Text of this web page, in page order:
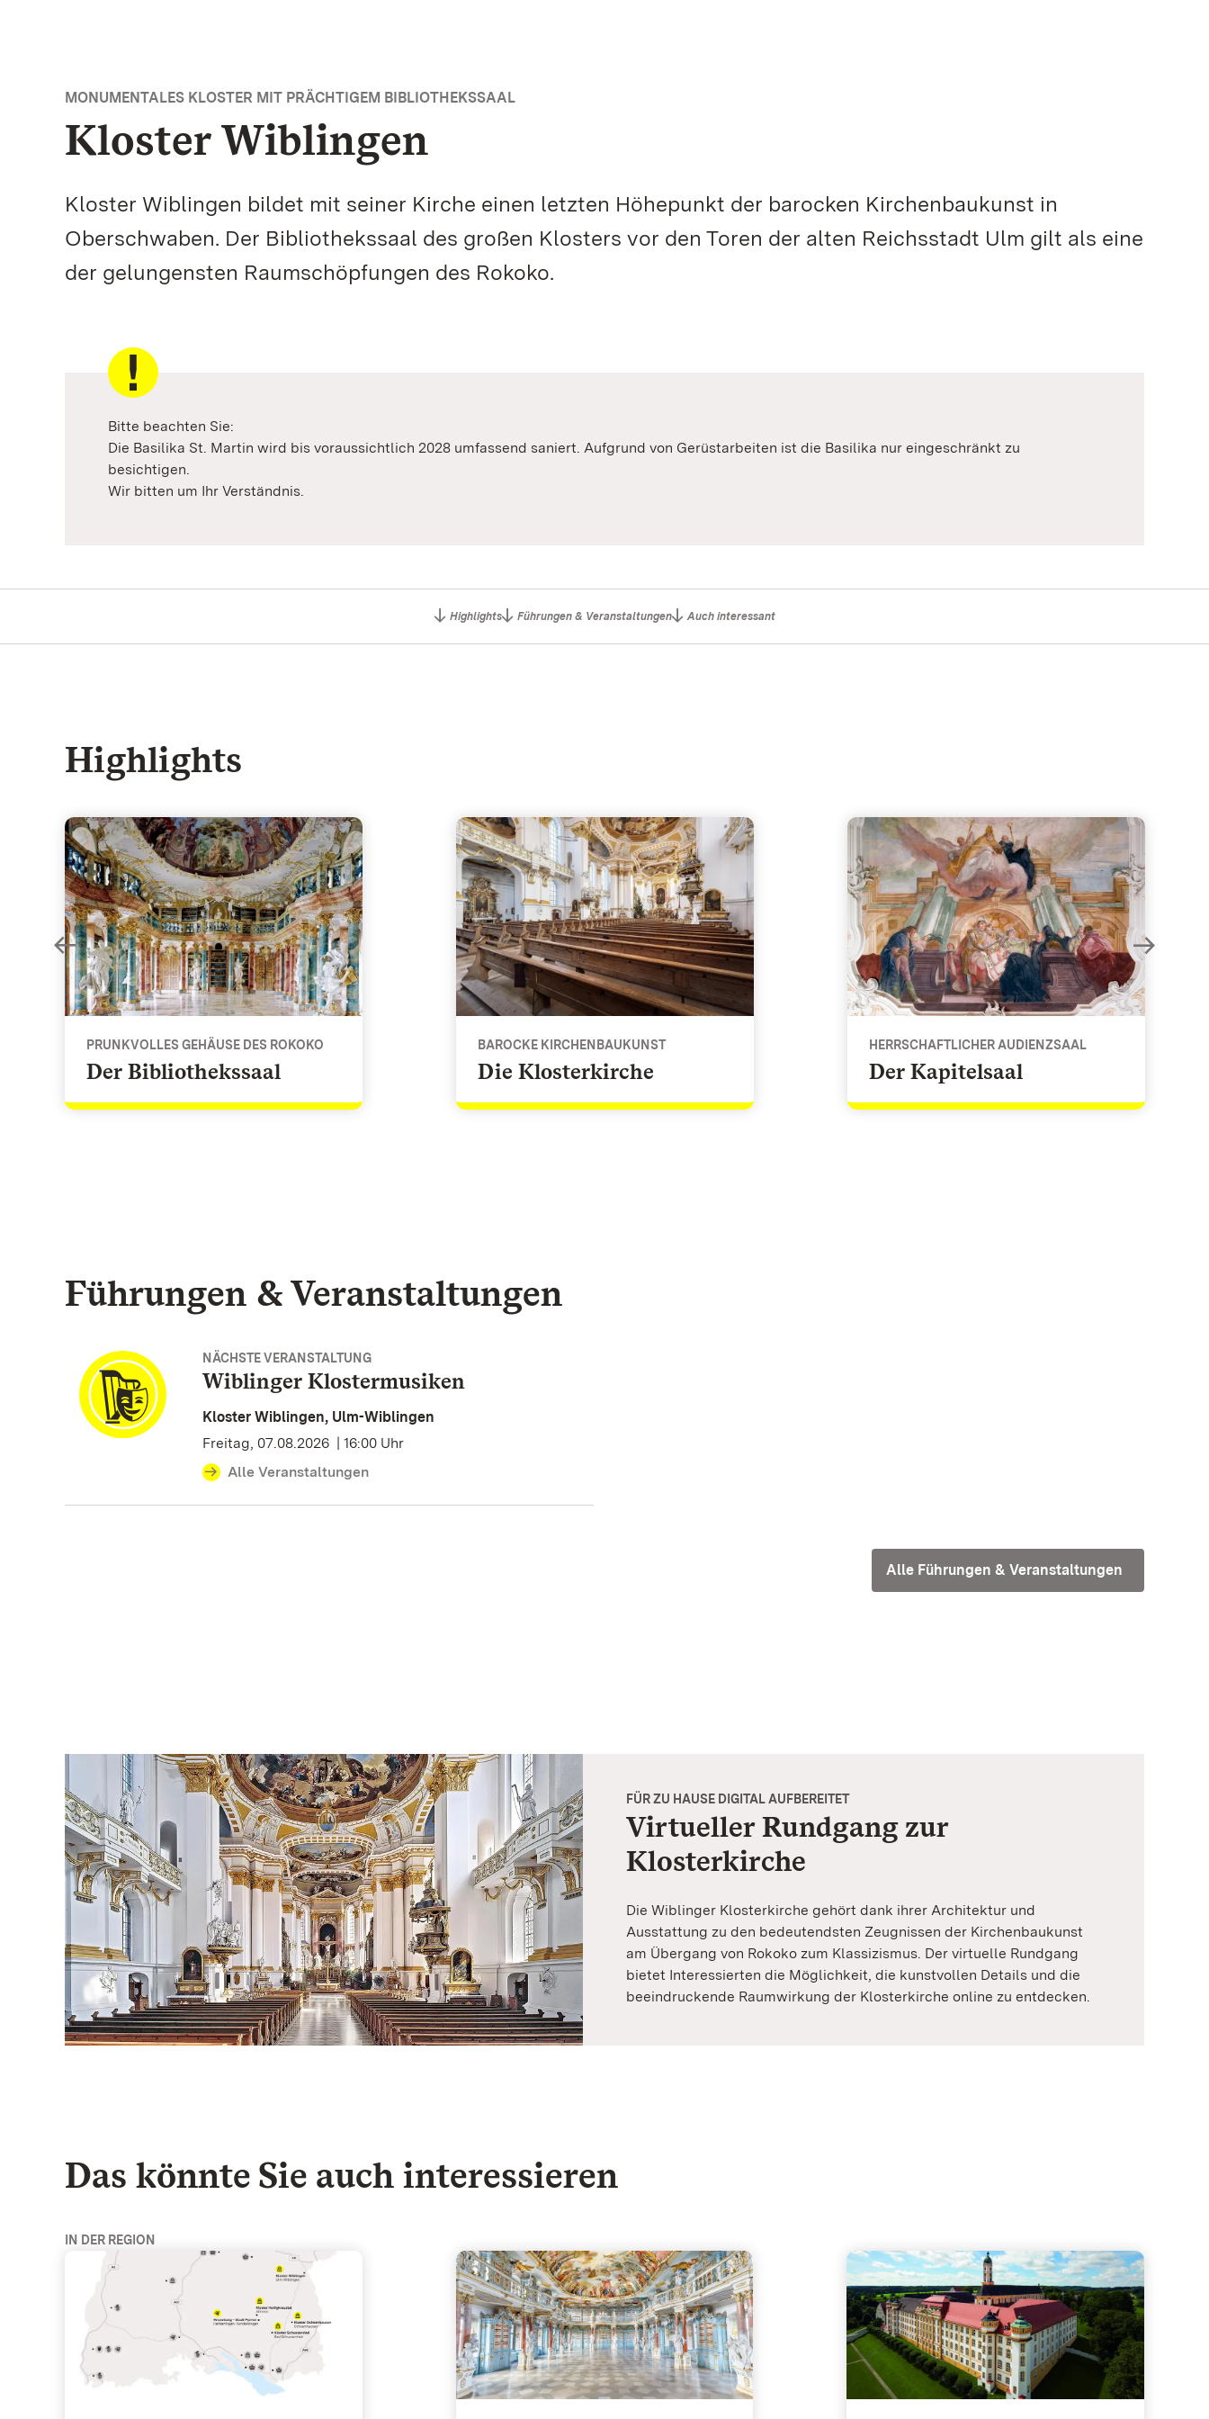
MONUMENTALES KLOSTER MIT PRÄCHTIGEM BIBLIOTHEKSSAAL
Kloster Wiblingen
Kloster Wiblingen bildet mit seiner Kirche einen letzten Höhepunkt der barocken Kirchenbaukunst in
Oberschwaben. Der Bibliothekssaal des großen Klosters vor den Toren der alten Reichsstadt Ulm gilt als eine
der gelungensten Raumschöpfungen des Rokoko.
Bitte beachten Sie:
Die Basilika St. Martin wird bis voraussichtlich 2028 umfassend saniert. Aufgrund von Gerüstarbeiten ist die Basilika nur eingeschränkt zu
besichtigen.
Wir bitten um Ihr Verständnis.
Highlights Führungen & Veranstaltungen Auch interessant
Highlights
Der Bibliothekssaal
PRUNKVOLLES GEHÄUSE DES ROKOKO
Der Bibliothekssaal - Prunkvolles Gehäuse des Rokoko
Die Klosterkirche
BAROCKE KIRCHENBAUKUNST
Die Klosterkirche - Barocke Kirchenbaukunst
Der Kapitelsaal
HERRSCHAFTLICHER AUDIENZSAAL
Der Kapitelsaal - Herrschaftlicher Audienzsaal
Führungen & Veranstaltungen
Wiblinger Klostermusiken
NÄCHSTE VERANSTALTUNG
Kloster Wiblingen, Ulm-Wiblingen
Freitag, 07.08.2026 | 16:00 Uhr
Alle Veranstaltungen
Alle Führungen & Veranstaltungen
Virtueller Rundgang zur
Klosterkirche
FÜR ZU HAUSE DIGITAL AUFBEREITET
Die Wiblinger Klosterkirche gehört dank ihrer Architektur und
Ausstattung zu den bedeutendsten Zeugnissen der Kirchenbaukunst
am Übergang von Rokoko zum Klassizismus. Der virtuelle Rundgang
bietet Interessierten die Möglichkeit, die kunstvollen Details und die
beeindruckende Raumwirkung der Klosterkirche online zu entdecken.
Das könnte Sie auch interessieren
IN DER REGION
Klöster und Kelten in Oberschwaben - Oberschwaben & UlmKloster Schussenried - Himmlisch Barock, herrlich kulturellKloster Ochsenhausen - Prachtvoll erhaltene